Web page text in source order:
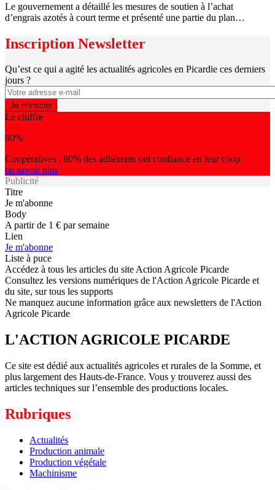
Le gouvernement a détaillé les mesures de soutien à l’achat
d’engrais azotés à court terme et présenté une partie du plan…
Inscription Newsletter
Qu’est ce qui a agité les actualités agricoles en Picardie ces derniers
jours ?
Le chiffre
80%
Coopératives : 80% des adhérents ont confiance en leur coop
en savoir plus
Publicité
Titre
Je m'abonne
Body
A partir de 1 € par semaine
Lien
Je m'abonne
Liste à puce
Accédez à tous les articles du site Action Agricole Picarde
Consultez les versions numériques de l'Action Agricole Picarde et
du site, sur tous les supports
Ne manquez aucune information grâce aux newsletters de l'Action
Agricole Picarde
L'ACTION AGRICOLE PICARDE
Ce site est dédié aux actualités agricoles et rurales de la Somme, et
plus largement des Hauts-de-France. Vous y trouverez aussi des
articles techniques sur l’ensemble des productions locales.
Rubriques
Actualités
Production animale
Production végétale
Machinisme